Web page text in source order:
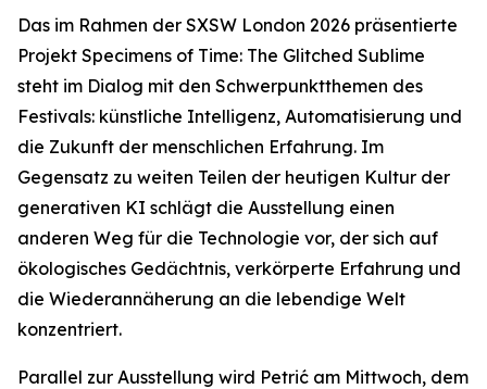
Das im Rahmen der SXSW London 2026 präsentierte
Projekt Specimens of Time: The Glitched Sublime
steht im Dialog mit den Schwerpunktthemen des
Festivals: künstliche Intelligenz, Automatisierung und
die Zukunft der menschlichen Erfahrung. Im
Gegensatz zu weiten Teilen der heutigen Kultur der
generativen KI schlägt die Ausstellung einen
anderen Weg für die Technologie vor, der sich auf
ökologisches Gedächtnis, verkörperte Erfahrung und
die Wiederannäherung an die lebendige Welt
konzentriert.
Parallel zur Ausstellung wird Petrić am Mittwoch, dem